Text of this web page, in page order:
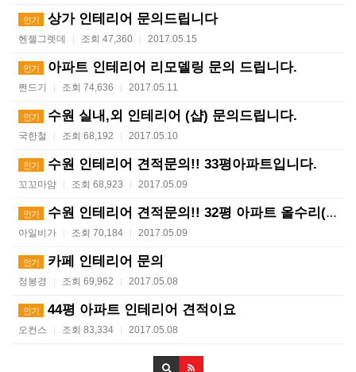
인기 상가 인테리어 문의드립니다
헨젤그렛데 | 조회 47,360 | 2017.05.15
인기 아파트 인테리어 리모델링 문의 드립니다.
쩐드기 | 조회 74,636 | 2017.05.11
인기 수원 실내,외 인테리어 (샵) 문의드립니다.
국한철 | 조회 68,192 | 2017.05.10
인기 수원 인테리어 견적문의!! 33평아파트입니다.
꼬꼬마얌 | 조회 68,923 | 2017.05.09
인기 수원 인테리어 견적문의!! 32평 아파트 올수리(급해요…
아일비가 | 조회 70,184 | 2017.05.09
인기 카페 인테리어 문의
정봉경 | 조회 69,962 | 2017.05.08
인기 44평 아파트 인테리어 견적이요
오컨스 | 조회 83,334 | 2017.05.08